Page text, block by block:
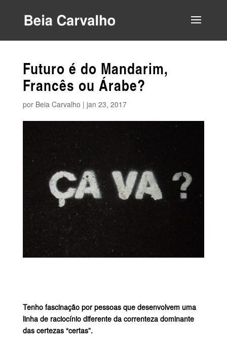
Futuro é do Mandarim,
Francês ou Árabe?
por Beia Carvalho | jan 23, 2017
Tenho fascinação por pessoas que desenvolvem uma
linha de raciocínio diferente da correnteza dominante
das certezas “certas”.